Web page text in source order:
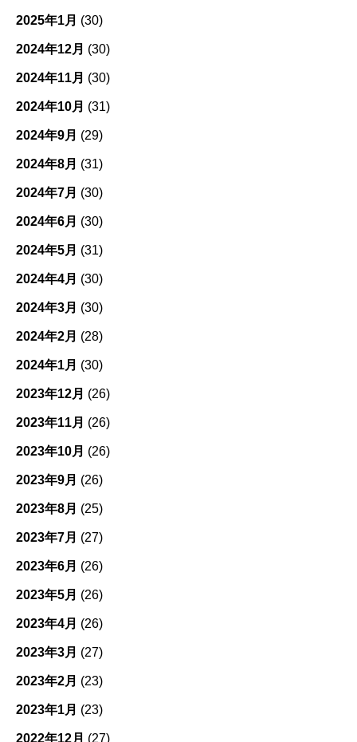
2025年1月 (30)
2024年12月 (30)
2024年11月 (30)
2024年10月 (31)
2024年9月 (29)
2024年8月 (31)
2024年7月 (30)
2024年6月 (30)
2024年5月 (31)
2024年4月 (30)
2024年3月 (30)
2024年2月 (28)
2024年1月 (30)
2023年12月 (26)
2023年11月 (26)
2023年10月 (26)
2023年9月 (26)
2023年8月 (25)
2023年7月 (27)
2023年6月 (26)
2023年5月 (26)
2023年4月 (26)
2023年3月 (27)
2023年2月 (23)
2023年1月 (23)
2022年12月 (27)